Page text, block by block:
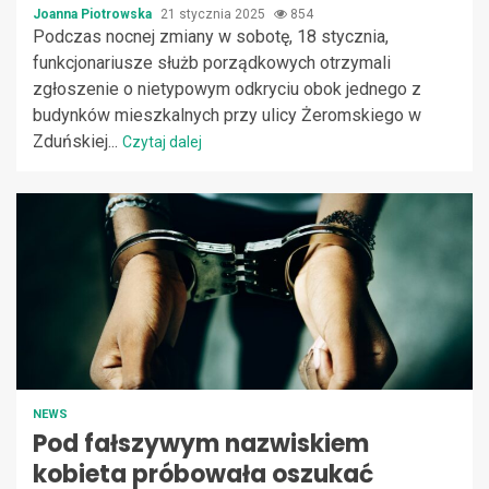
Joanna Piotrowska 21 stycznia 2025 854
Podczas nocnej zmiany w sobotę, 18 stycznia,
funkcjonariusze służb porządkowych otrzymali
zgłoszenie o nietypowym odkryciu obok jednego z
budynków mieszkalnych przy ulicy Żeromskiego w
Zduńskiej... Czytaj dalej
NEWS
Pod fałszywym nazwiskiem
kobieta próbowała oszukać